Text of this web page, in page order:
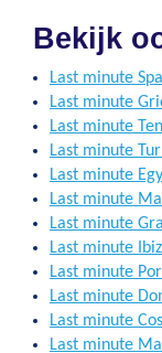
Bekijk
Last minute
Last minute
Last minute
Last minute
Last minute
Last minute
Last minute
Last minute
Last minute
Last minute
Last minute
Last minute